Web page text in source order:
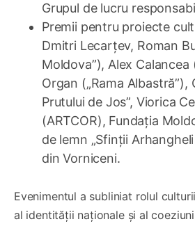
Grupul de lucru
Premii pentru proiecte
Dmitri Lecarțev, Roman
Moldova”), Alex Calancea
Organ („Rama Albastră”),
Prutului de Jos”, Viorica
(ARTCOR), Fundația
de lemn „Sfinții
din Vorniceni.
Evenimentul a subliniat rolul
al identității naționale și al